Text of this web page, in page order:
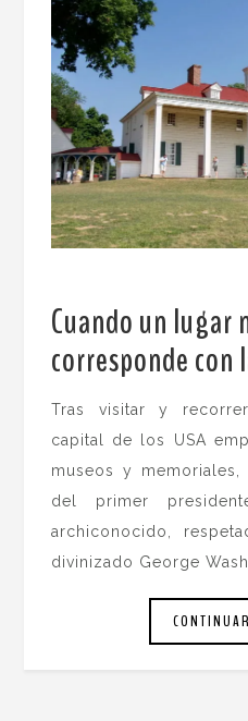
Cuando un lugar
corresponde
Tras visitar y
capital de los USA
museos y
del primer
archiconocido,
divinizado George